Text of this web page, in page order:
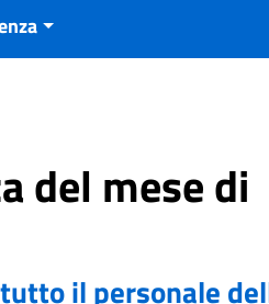
del mese di
il personale